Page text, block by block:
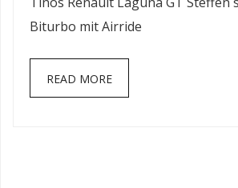
Biturbo mit Airride
READ MORE